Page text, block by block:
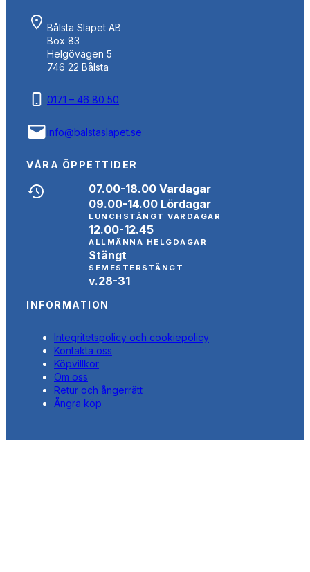
Bålsta Släpet AB
Box 83
Helgövägen 5
746 22 Bålsta
0171 – 46 80 50
info@balstaslapet.se
VÅRA ÖPPETTIDER
07.00-18.00 Vardagar
09.00-14.00 Lördagar
LUNCHSTÄNGT VARDAGAR
12.00-12.45
ALLMÄNNA HELGDAGAR
Stängt
SEMESTERSTÄNGT
v.28-31
INFORMATION
Integritetspolicy och cookiepolicy
Kontakta oss
Köpvillkor
Om oss
Retur och ångerrätt
Ångra köp